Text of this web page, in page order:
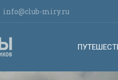
info@club-miry.ru